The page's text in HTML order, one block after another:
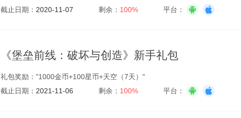
截止日期： 2020-11-07 剩余： 100% 平台：
《堡垒前线：破坏与创造》新手礼包
礼包奖励："1000金币+100星币+天空（7天）"
截止日期： 2021-11-06 剩余： 100% 平台：